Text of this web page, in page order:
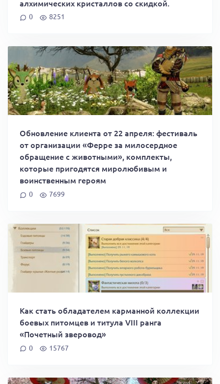
алхимических кристаллов со скидкой.
0 8251
Обновление клиента от 22 апреля: фестиваль
от организации «Ферре за милосердное
обращение с животными», комплекты,
которые пригодятся миролюбивым и
воинственным героям
0 7699
Как стать обладателем карманной коллекции
боевых питомцев и титула VIII ранга
«Почетный зверовод»
0 15767